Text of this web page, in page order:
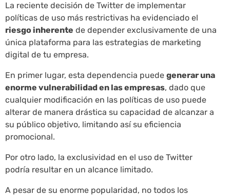
La reciente decisión de Twitter de implementar
políticas de uso más restrictivas ha evidenciado el
riesgo inherente de depender exclusivamente de una
única plataforma para las estrategias de marketing
digital de tu empresa.
En primer lugar, esta dependencia puede generar una
enorme vulnerabilidad en las empresas, dado que
cualquier modificación en las políticas de uso puede
alterar de manera drástica su capacidad de alcanzar a
su público objetivo, limitando así su eficiencia
promocional.
Por otro lado, la exclusividad en el uso de Twitter
podría resultar en un alcance limitado.
A pesar de su enorme popularidad, no todos los